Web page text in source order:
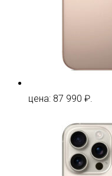
цена: 87 990 ₽.